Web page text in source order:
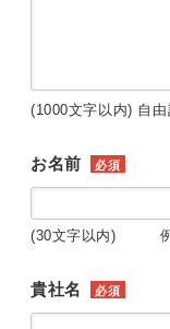
(1000文字以内) 自由
お名前 必須
(30文字以内) 例
貴社名 必須